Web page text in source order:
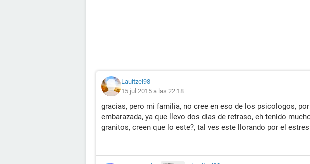
Lauitzel98
15 jul 2015 a las 22:18
gracias, pero mi familia, no cree en eso de los psicologos,
embarazada, ya que llevo dos dias de retraso, eh tenido
granitos, creen que lo este?, tal ves este llorando por el